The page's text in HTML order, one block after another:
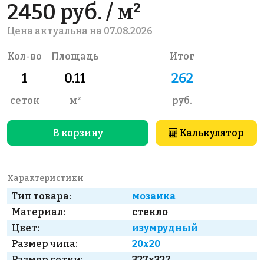
2450 руб. / м²
Цена актуальна на 07.08.2026
Кол-во
сеток
Площадь
м²
Итог
руб.
В корзину Калькулятор
Характеристики
Тип товара:
мозаика
Материал:
стекло
Цвет:
изумрудный
Размер чипа:
20x20